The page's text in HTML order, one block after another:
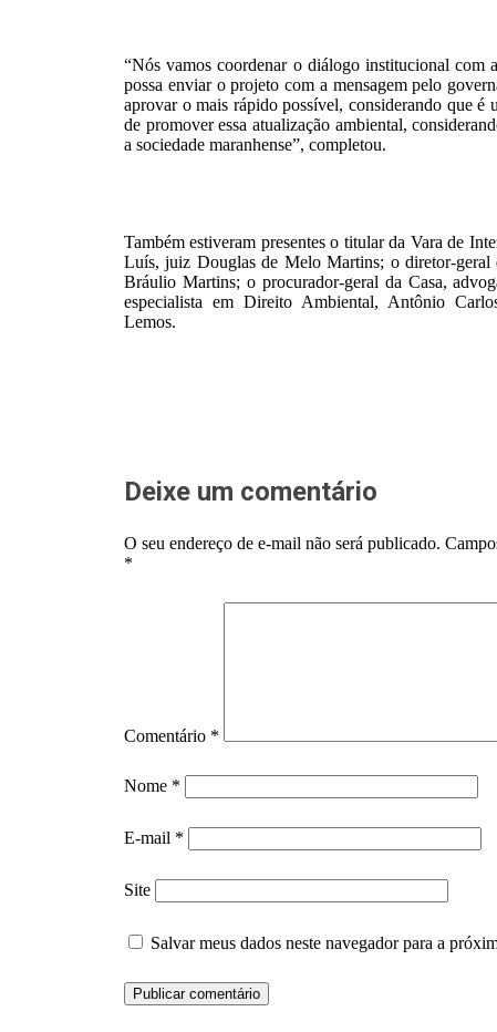
“Nós vamos coordenar o diálogo institucional com
possa enviar o projeto com a mensagem pelo
aprovar o mais rápido possível, considerando que é
de promover essa atualização ambiental,
a sociedade maranhense”, completou.
Também estiveram presentes o titular da Vara de
Luís, juiz Douglas de Melo Martins; o diretor-geral
Bráulio Martins; o procurador-geral da Casa,
especialista em Direito Ambiental, Antônio
Lemos.
Deixe um comentário
O seu endereço de e-mail não será publicado.
*
Comentário *
Nome *
E-mail *
Site
Salvar meus dados neste navegador para a